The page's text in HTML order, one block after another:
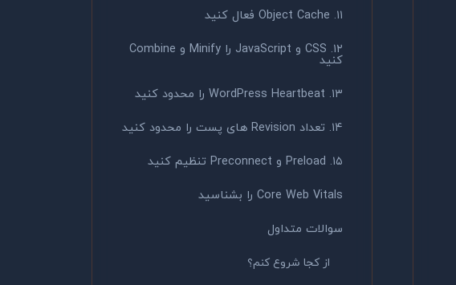
۱۱. Object Cache فعال کنید
۱۲. CSS و JavaScript را Minify و Combine
کنید
۱۳. WordPress Heartbeat را محدود کنید
۱۴. تعداد Revision های پست را محدود کنید
۱۵. Preload و Preconnect تنظیم کنید
Core Web Vitals را بشناسید
سوالات متداول
از کجا شروع کنم؟